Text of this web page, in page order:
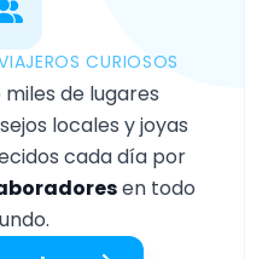
CURIOSOS
de lugares
locales y joyas
cada día por
en todo